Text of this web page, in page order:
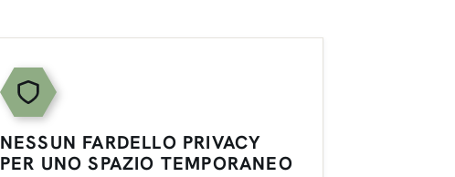
NESSUN FARDELLO PRIVACY
PER UNO SPAZIO TEMPORANEO